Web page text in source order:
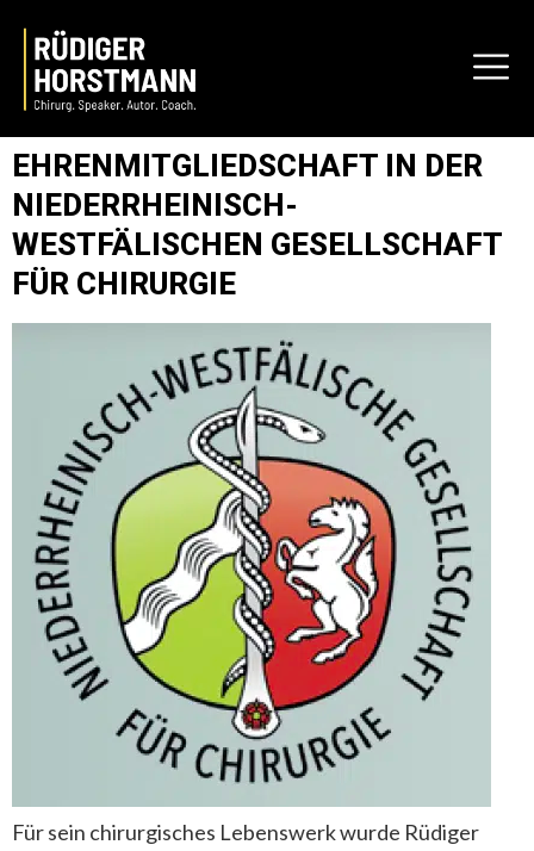
EHRENMITGLIEDSCHAFT IN DER
NIEDERRHEINISCH-
WESTFÄLISCHEN GESELLSCHAFT
FÜR CHIRURGIE
Für sein chirurgisches Lebenswerk wurde Rüdiger